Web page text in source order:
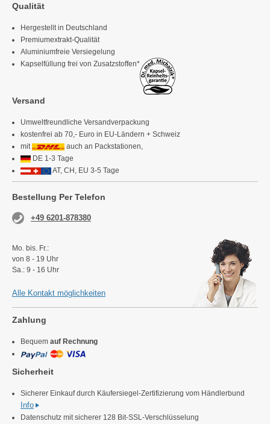
Qualität
Hergestellt in Deutschland
Premiumextrakt-Qualität
Aluminiumfreie Versiegelung
Kapselfüllung frei von Zusatzstoffen*
Versand
Umweltfreundliche Versandverpackung
kostenfrei ab 70,- Euro in EU-Ländern + Schweiz
mit
auch an Packstationen,
DE 1-3 Tage
AT, CH, EU 3-5 Tage
Bestellung Per Telefon
+49 6201-878380
Mo. bis. Fr.:
von 8 - 19 Uhr
Sa.: 9 - 16 Uhr
Alle Kontakt möglichkeiten
Zahlung
Bequem auf Rechnung
Sicherheit
Sicherer Einkauf durch Käufersiegel-Zertifizierung vom Händlerbund
Info
Datenschutz mit sicherer 128 Bit-SSL-Verschlüsselung